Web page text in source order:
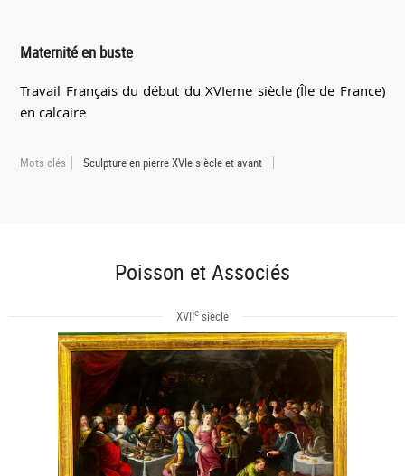
Maternité en buste
Travail Français du début du XVIeme siècle (Île de France)
en calcaire
Mots clés Sculpture en pierre XVIe siècle et avant
Poisson et Associés
XVIIesiècle